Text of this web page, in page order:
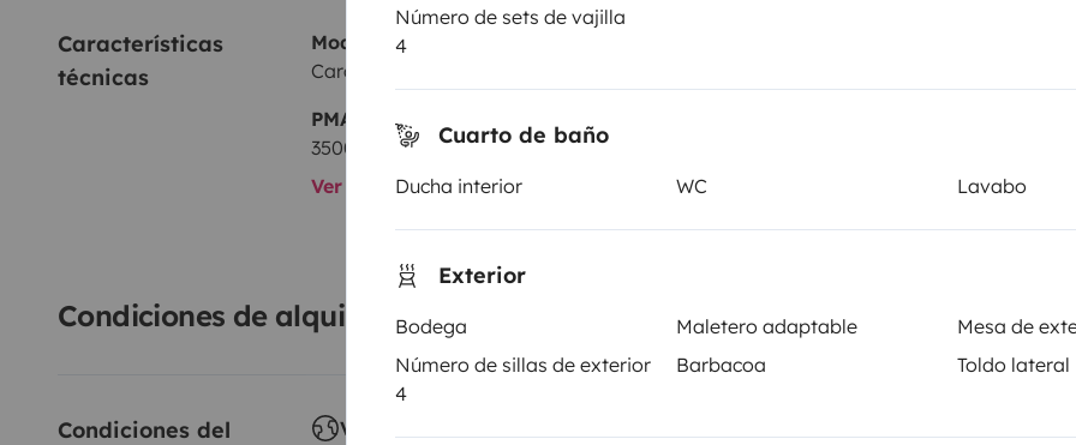
Número de sets de vajilla
4
Cuarto de baño
Ducha interior WC Lavabo
Exterior
Bodega Maletero adaptable
Mesa de
Número de sillas de exterior
4
Barbacoa Toldo lateral
Características
técnicas
Modelo
Carado Jumper 1,6 l Blue HDI 95 ch
PMA:
3500 kg
Ver todas las características
Condiciones de alquiler
Condiciones del
Viajes al extranjero